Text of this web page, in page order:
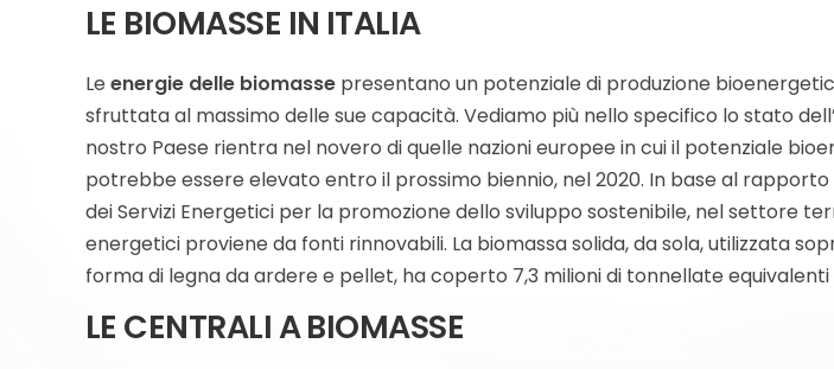
LE BIOMASSE IN ITALIA
Le energie delle biomasse presentano un potenziale di produzione
sfruttata al massimo delle sue capacità. Vediamo più nello specifico lo stato
nostro Paese rientra nel novero di quelle nazioni europee in cui il potenziale
potrebbe essere elevato entro il prossimo biennio, nel 2020. In base al rapporto
dei Servizi Energetici per la promozione dello sviluppo sostenibile, nel settore
energetici proviene da fonti rinnovabili. La biomassa solida, da sola, utilizzata
forma di legna da ardere e pellet, ha coperto 7,3 milioni di tonnellate
LE CENTRALI A BIOMASSE